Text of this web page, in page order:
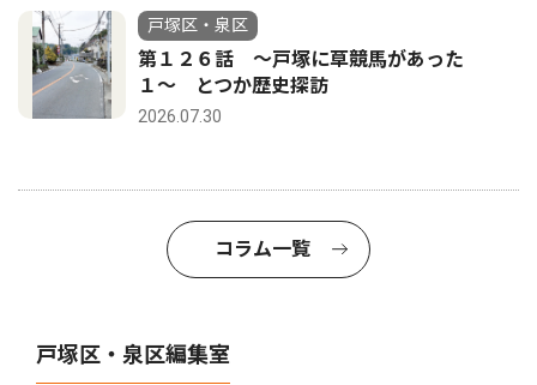
戸塚区・泉区
第１２６話 〜戸塚に草競馬があった
１〜 とつか歴史探訪
2026.07.30
コラム一覧
戸塚区・泉区編集室